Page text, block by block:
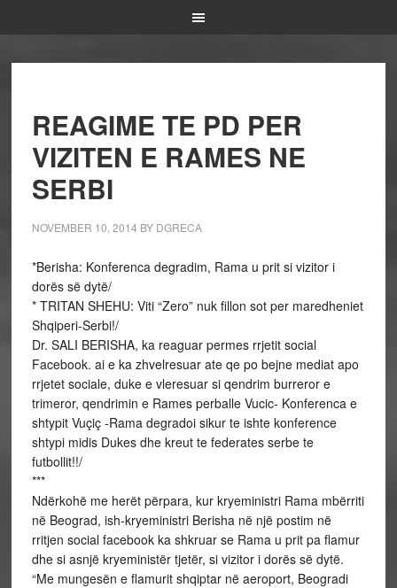
REAGIME TE PD PER
VIZITEN E RAMES NE
SERBI
NOVEMBER 10, 2014 BY DGRECA
*Berisha: Konferenca degradim, Rama u prit si vizitor i
dorës së dytë/
* TRITAN SHEHU: Viti “Zero” nuk fillon sot per maredheniet
Shqiperi-Serbi!/
Dr. SALI BERISHA, ka reaguar permes rrjetit social
Facebook. ai e ka zhvelresuar ate qe po bejne mediat apo
rrjetet sociale, duke e vleresuar si qendrim burreror e
trimeror, qendrimin e Rames perballe Vucic- Konferenca e
shtypit Vuçiç -Rama degradoi sikur te ishte konference
shtypi midis Dukes dhe kreut te federates serbe te
futbollit!!/
***
Ndërkohë me herët përpara, kur kryeministri Rama mbërriti
në Beograd, ish-kryeministri Berisha në një postim në
rritjen social facebook ka shkruar se Rama u prit pa flamur
dhe si asnjë kryeministër tjetër, si vizitor i dorës së dytë.
“Me mungesën e flamurit shqiptar në aeroport, Beogradi